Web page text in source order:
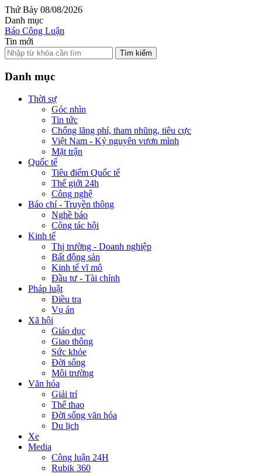
Thứ Bảy 08/08/2026
Danh mục
Báo Công Luận
Tin mới
Tìm kiếm
Danh mục
Thời sự
Góc nhìn
Tin tức
Chống lãng phí, tham nhũng, tiêu cực
Việt Nam - Kỷ nguyên vươn mình
Mặt trận
Quốc tế
Tiêu điểm Quốc tế
Thế giới 24h
Công nghệ
Báo chí - Truyền thông
Nghề báo
Công tác hội
Kinh tế
Thị trường - Doanh nghiệp
Bất động sản
Kinh tế vĩ mô
Đầu tư - Tài chính
Pháp luật
Điều tra
Vụ án
Xã hội
Giáo dục
Giao thông
Sức khỏe
Đời sống
Môi trường
Văn hóa
Giải trí
Thể thao
Đời sống văn hóa
Du lịch
Xe
Media
Công luận 24H
Rubik 360